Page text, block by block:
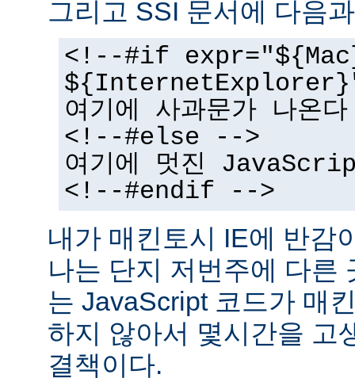
그리고 SSI 문서에 다음
<!--#if
여기에 사과문가 나온다
<!--#else -->
여기에 멋진
<!--#endif -->
내가 매킨토시 IE에 반감
나는 단지 저번주에 다른
는 JavaScript 코드가 매
하지 않아서 몇시간을 고
결책이다.